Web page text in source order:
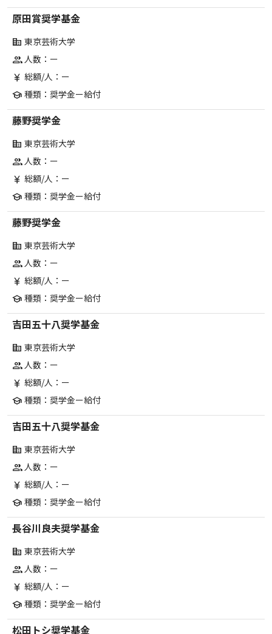
原田賞奨学基金
corporate_fare 東京芸術大学
group人数：ー
currency_yen 総額/人：ー
school 種類：奨学金ー給付
藤野奨学金
corporate_fare 東京芸術大学
group人数：ー
currency_yen 総額/人：ー
school 種類：奨学金ー給付
藤野奨学金
corporate_fare 東京芸術大学
group人数：ー
currency_yen 総額/人：ー
school 種類：奨学金ー給付
吉田五十八奨学基金
corporate_fare 東京芸術大学
group人数：ー
currency_yen 総額/人：ー
school 種類：奨学金ー給付
吉田五十八奨学基金
corporate_fare 東京芸術大学
group人数：ー
currency_yen 総額/人：ー
school 種類：奨学金ー給付
長谷川良夫奨学基金
corporate_fare 東京芸術大学
group人数：ー
currency_yen 総額/人：ー
school 種類：奨学金ー給付
松田トシ奨学基金